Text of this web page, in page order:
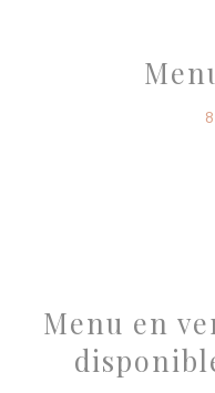
Menu en